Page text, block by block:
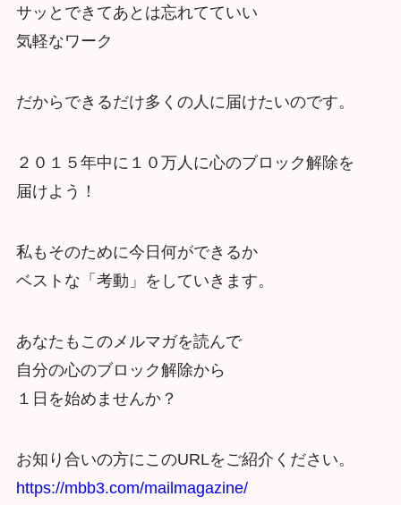
サッとできてあとは忘れてていい
気軽なワーク
だからできるだけ多くの人に届けたいのです。
２０１５年中に１０万人に心のブロック解除を
届けよう！
私もそのために今日何ができるか
ベストな「考動」をしていきます。
あなたもこのメルマガを読んで
自分の心のブロック解除から
１日を始めませんか？
お知り合いの方にこのURLをご紹介ください。
https://mbb3.com/mailmagazine/